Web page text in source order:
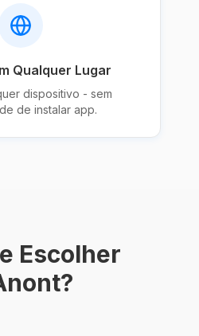
Qualquer Lugar
dispositivo - sem
de instalar app.
Escolher